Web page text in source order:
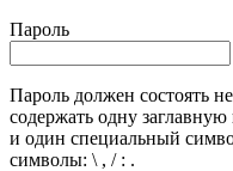
Пароль
Пароль должен состоять
содержать одну
и один специальный
символы: \ , / : .